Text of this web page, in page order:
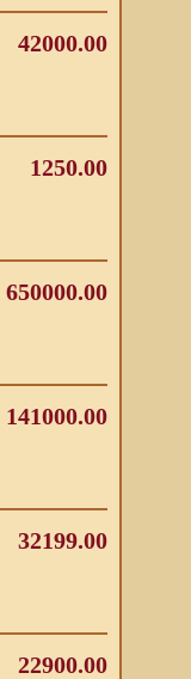
42000.00
1250.00
650000.00
141000.00
32199.00
22900.00